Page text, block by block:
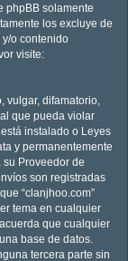
phpBB solamente
los excluye de
y/o contenido
visite:
vulgar, difamatorio,
que pueda violar
instalado o Leyes
y permanentemente
Proveedor de
son registradas
“clanjhoo.com”
tema en cualquier
que cualquier
base de datos.
tercera parte sin